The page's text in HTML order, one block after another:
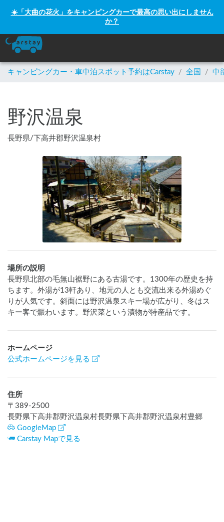
☀️「大曲の花火」をキャンピングカーで最高の思い出にしません
か？
キャンピングカー・車中泊スポット予約はCarstay / 全国 / 中
野沢温泉
長野県/ 下高井郡野沢温泉村
場所の説明
長野県北部の毛無山裾野にある古湯です。1300年の歴史を持
ちます。外湯が13軒あり、地元の人とも交流出来る外湯めぐ
りが人気です。斜面には野沢温泉スキー場が広がり、冬はス
キー客で賑わいます。野沢菜という漬物が特産品です。
ホームページ
公式ホームページを見る
住所
〒 389-2500
長野県下高井郡野沢温泉村長野県下高井郡野沢温泉村豊郷
GoogleMap
Carstay Mapで見る